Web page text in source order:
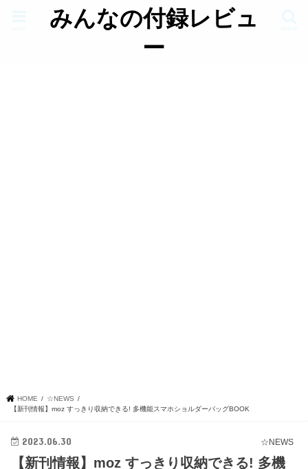
みんなの付録レビュ
ー
HOME
☆NEWS
【新刊情報】moz すっきり収納できる! 多機能スマホショルダーバッグBOOK
☆NEWS
2023.06.30
【新刊情報】moz すっきり収納できる! 多機